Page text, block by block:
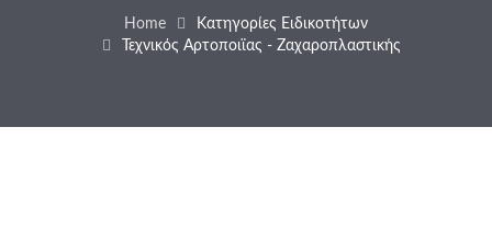
Home
Κατηγορίες Ειδικοτήτων
Τεχνικός Αρτοποιϊας - Ζαχαροπλαστικής